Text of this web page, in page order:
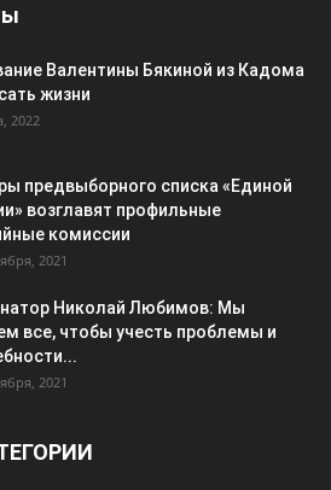
Валентины Бякиной из Кадома
жизни
2022
предвыборного списка «Единой
возглавят профильные
комиссии
2021
Николай Любимов: Мы
все, чтобы учесть проблемы и
2021